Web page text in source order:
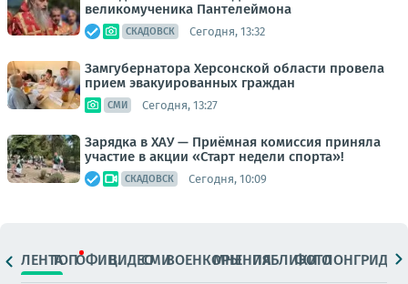
великомученика Пантелеймона
СКАДОВСК Сегодня, 13:32
Замгубернатора Херсонской области провела
прием эвакуированных граждан
СМИ Сегодня, 13:27
Зарядка в ХАУ — Приёмная комиссия приняла
участие в акции «Старт недели спорта»!
СКАДОВСК Сегодня, 10:09
ЛЕНТАТОПОФИЦ.ВИДЕОСМИВОЕНКОРЫМНЕНИЯПАБЛИКИ
ФОТОЛОНГРИДЫ